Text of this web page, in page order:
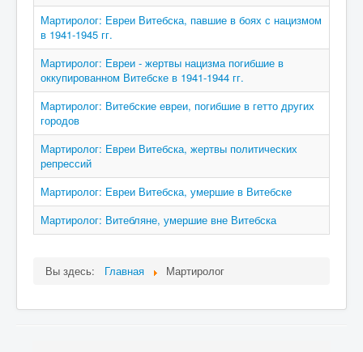
Контакты
Карта сайта
Старо-Улановичское кладбище
Местечко Колышки, старинное еврейское
кладбище
Мартиролог: Евреи Витебска, павшие в боях с нацизмом
в 1941-1945 гг.
Мартиролог: Евреи - жертвы нацизма погибшие в
оккупированном Витебске в 1941-1944 гг.
Мартиролог: Витебские евреи, погибшие в гетто других
городов
Мартиролог: Евреи Витебска, жертвы политических
репрессий
Мартиролог: Евреи Витебска, умершие в Витебске
Мартиролог: Витебляне, умершие вне Витебска
Вы здесь: Главная Мартиролог